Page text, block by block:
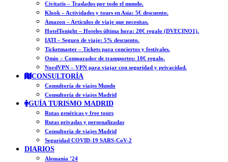
Civitatis – Traslados por todo el mundo.
Klook – Actividades y tours en Asia: 5€ descuento.
Amazon – Artículos de viaje que necesitas.
HotelTonight – Hoteles última hora: 20€ regalo (DVECINO1).
IATI – Seguro de viaje: 5% descuento.
Ticketmaster – Tickets para conciertos y festivales.
Omio – Comparador de transportes: 10€ regalo.
NordVPN – VPN para viajar con seguridad y privacidad.
CONSULTORÍA
Consultoría de viajes Mundo
Consultoría de viajes Madrid
GUÍA TURISMO MADRID
Rutas genéricas y free tours
Rutas privadas y personalizadas
Consultoría de viajes Madrid
Seguridad COVID-19 SARS-CoV-2
DIARIOS
Alemania ’24